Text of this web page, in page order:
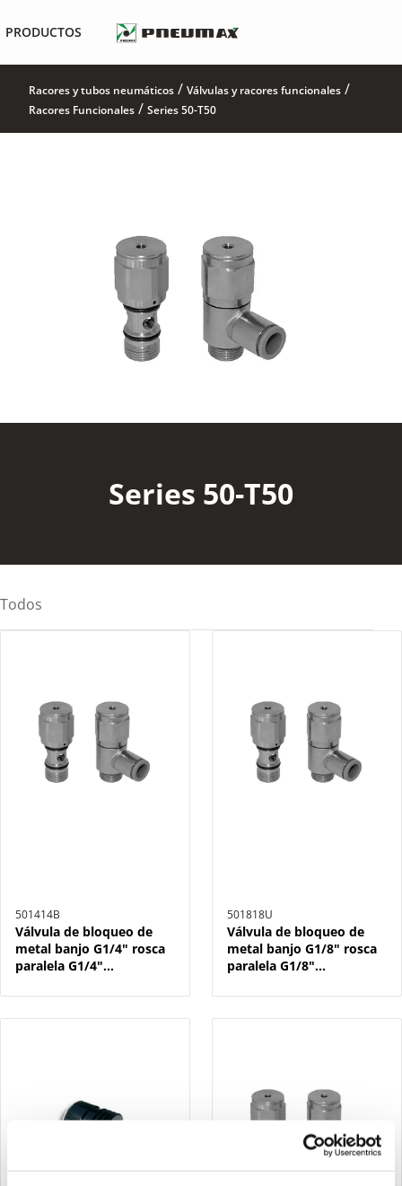
PRODUCTOS
Racores y tubos neumáticos / Válvulas y racores funcionales /
Racores Funcionales / Series 50-T50
Series 50-T50
Todos
501414B
Válvula de bloqueo de
metal banjo G1/4" rosca
paralela G1/4"
501818U
Válvula de bloqueo de
metal banjo G1/8" rosca
paralela G1/8"